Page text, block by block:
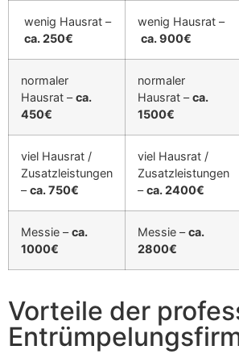
wenig Hausrat –
ca. 250€
wenig Hausrat –
ca. 900€
normaler
Hausrat –ca.
450€
normaler
Hausrat –ca.
1500€
viel Hausrat /
Zusatzleistungen
–ca. 750€
viel Hausrat /
Zusatzleistungen
–ca. 2400€
Messie –ca.
1000€
Messie –ca.
2800€
Vorteile der